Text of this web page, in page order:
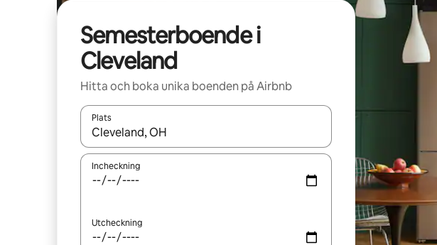
Semesterboende i
Cleveland
Hitta och boka unika boenden på Airbnb
Plats
När resultaten är tillgängliga kan du navigera med upp- och nedåtpilarna
Incheckning
Utcheckning